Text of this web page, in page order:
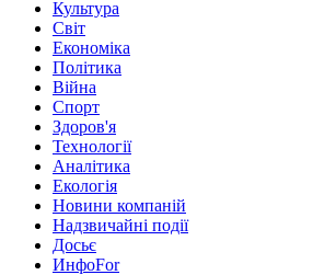
Культура
Світ
Економіка
Політика
Війна
Спорт
Здоров'я
Технології
Аналітика
Екологія
Новини компаній
Надзвичайні події
Досьє
ИнфоFor